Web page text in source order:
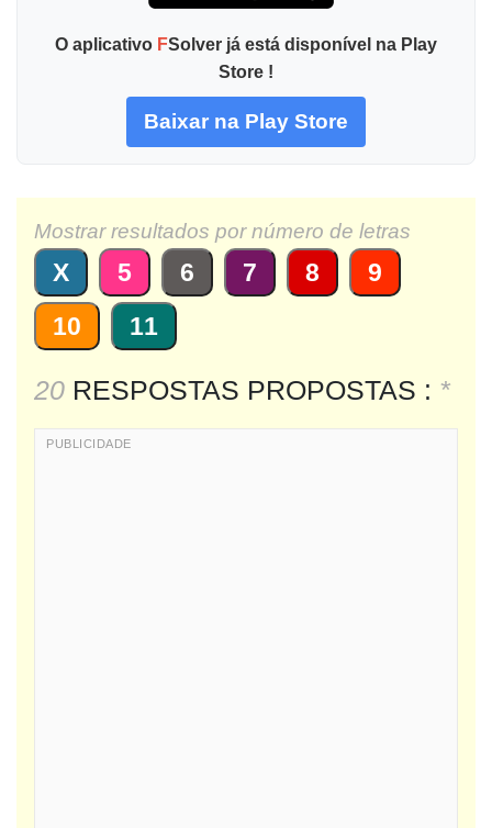
O aplicativo FSolver já está disponível na Play
Store !
Baixar na Play Store
Mostrar resultados por número de letras
X 5 6 7 8
9
10
11
20 RESPOSTAS PROPOSTAS : *